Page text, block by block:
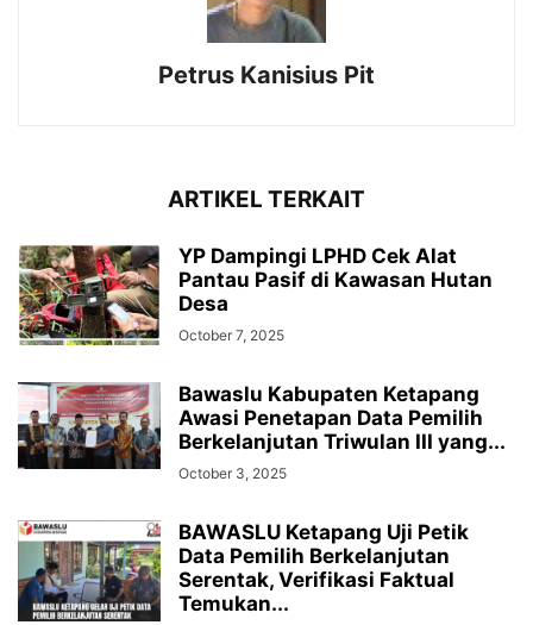
Petrus Kanisius Pit
ARTIKEL TERKAIT
YP Dampingi LPHD Cek Alat
Pantau Pasif di Kawasan Hutan
Desa
October 7, 2025
Bawaslu Kabupaten Ketapang
Awasi Penetapan Data Pemilih
Berkelanjutan Triwulan III yang...
October 3, 2025
BAWASLU Ketapang Uji Petik
Data Pemilih Berkelanjutan
Serentak, Verifikasi Faktual
Temukan...